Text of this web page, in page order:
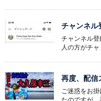
チャンネル
チャンネル
人の方がチャ
再度、配信
ご迷惑をお